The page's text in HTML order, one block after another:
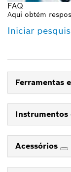
FAQ
Aqui obtém
Iniciar
Ferramentas
Instrumentos
Acessórios